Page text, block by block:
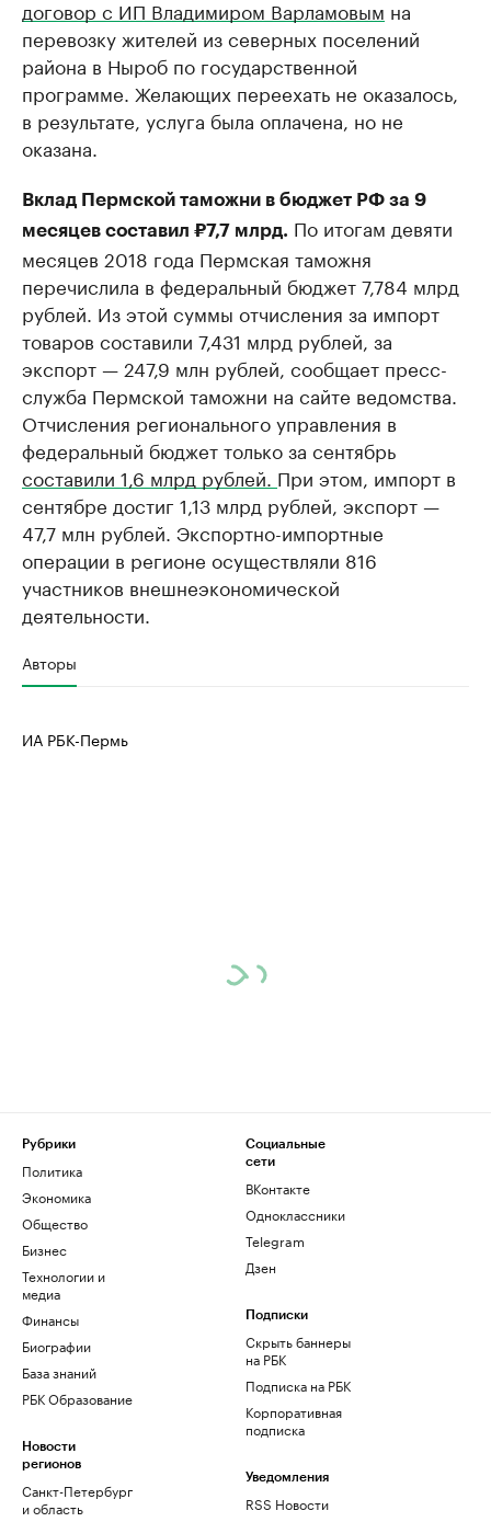
договор с ИП Владимиром Варламовым на
перевозку жителей из северных поселений
района в Ныроб по государственной
программе. Желающих переехать не оказалось,
в результате, услуга была оплачена, но не
оказана.
Вклад Пермской таможни в бюджет РФ за 9
месяцев составил ₽7,7 млрд. По итогам девяти
месяцев 2018 года Пермская таможня
перечислила в федеральный бюджет 7,784 млрд
рублей. Из этой суммы отчисления за импорт
товаров составили 7,431 млрд рублей, за
экспорт — 247,9 млн рублей, сообщает пресс-
служба Пермской таможни на сайте ведомства.
Отчисления регионального управления в
федеральный бюджет только за сентябрь
составили 1,6 млрд рублей. При этом, импорт в
сентябре достиг 1,13 млрд рублей, экспорт —
47,7 млн рублей. Экспортно-импортные
операции в регионе осуществляли 816
участников внешнеэкономической
деятельности.
Авторы
ИА РБК-Пермь
Рубрики
Политика
Экономика
Общество
Бизнес
Технологии и
медиа
Финансы
Биографии
База знаний
РБК Образование
Новости
регионов
Санкт-Петербург
и область
Социальные
сети
ВКонтакте
Одноклассники
Telegram
Дзен
Подписки
Скрыть баннеры
на РБК
Подписка на РБК
Корпоративная
подписка
Уведомления
RSS Новости